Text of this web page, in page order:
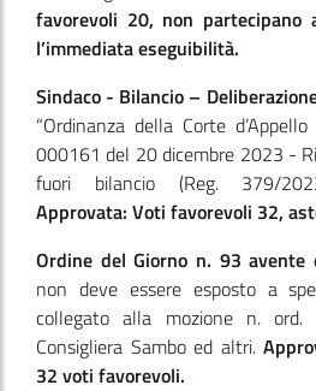
favorevoli 20, non partecipano
l’immediata eseguibilità.
Sindaco - Bilancio –
“Ordinanza della Corte
000161 del 20 dicembre 2023 -
fuori bilancio (Reg. 379/
Approvata: Voti favorevoli 32,
Ordine del Giorno n. 93 avente
non deve essere esposto a
collegato alla mozione n.
Consigliera Sambo ed altri.
32 voti favorevoli.